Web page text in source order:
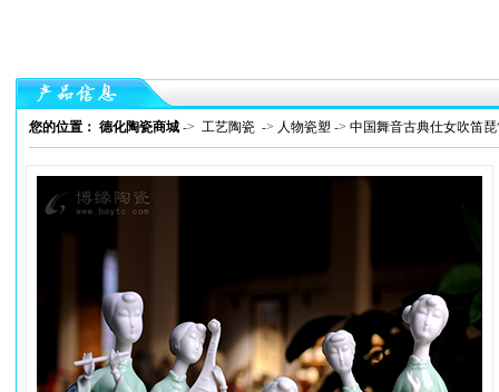
您的位置： 德化陶瓷商城 -> 工艺陶瓷 -> 人物瓷塑 -> 中国舞音古典仕女吹笛